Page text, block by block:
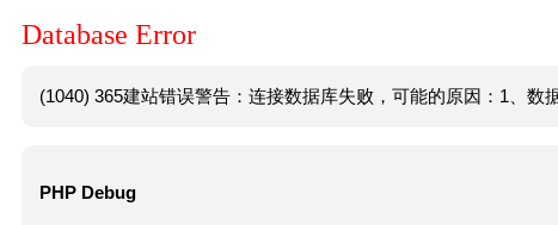
Database Error
(1040) 365建站错误警告：连接数据库失败，可能的原因：1、数
PHP Debug